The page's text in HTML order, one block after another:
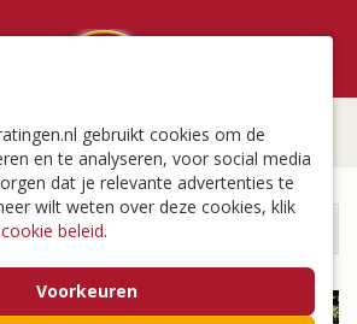
Outlet partijengebruikt cookies om de
en te analyseren, voor social media
dat je relevante advertenties te
wilt weten over deze cookies, klik
beleid.
Voorkeuren